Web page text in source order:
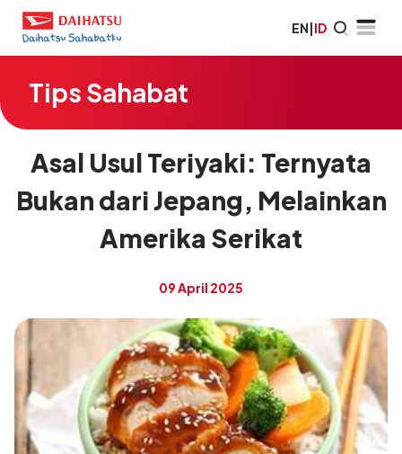
EN|ID
Tips Sahabat
Asal Usul Teriyaki: Ternyata
Bukan dari Jepang, Melainkan
Amerika Serikat
09 April 2025